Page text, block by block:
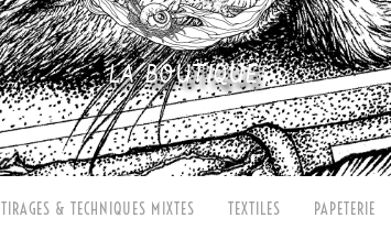
LA BOUTIQUE
TIRAGES & TECHNIQUES MIXTES TEXTILES PAPETERIE